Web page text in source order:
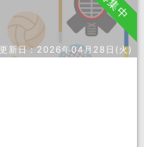
更新日：2026年04月28日(火)